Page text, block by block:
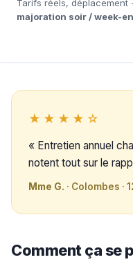
Tarifs réels, déplacement
majoration soir / week-
★★★★☆
« Entretien annuel
notent tout sur le
Mme G. · Colombes ·
Comment ça se